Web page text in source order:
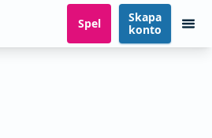
Spel
Skapa
konto